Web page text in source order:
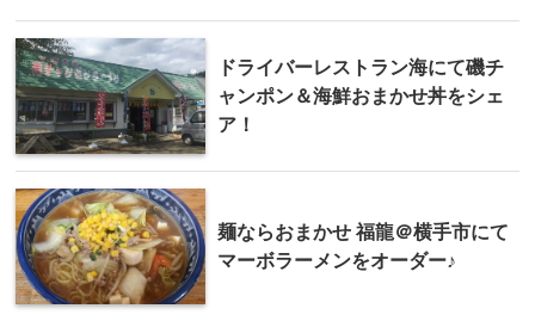
ドライバーレストラン海にて磯チ
ャンポン＆海鮮おまかせ丼をシェ
ア！
麺ならおまかせ 福龍＠横手市にて
マーボラーメンをオーダー♪